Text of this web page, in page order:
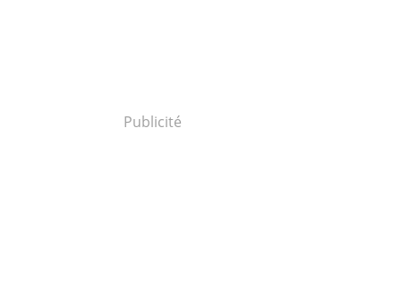
Publicité